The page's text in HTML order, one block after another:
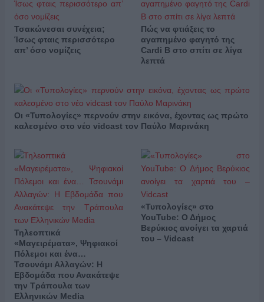
Τσακώνεσαι συνέχεια;
Ίσως φταις περισσότερο
απ’ όσο νομίζεις
Πώς να φτιάξεις το
αγαπημένο φαγητό της
Cardi B στο σπίτι σε λίγα
λεπτά
Οι «Τυπολογίες» περνούν στην εικόνα, έχοντας ως πρώτο
καλεσμένο στο νέο vidcast τον Παύλο Μαρινάκη
Τηλεοπτικά
«Μαγειρέματα», Ψηφιακοί
Πόλεμοι και ένα…
Τσουνάμι Αλλαγών: Η
Εβδομάδα που Ανακάτεψε
την Τράπουλα των
Ελληνικών Media
«Τυπολογίες» στο
YouTube: Ο Δήμος
Βερύκιος ανοίγει τα χαρτιά
του – Vidcast